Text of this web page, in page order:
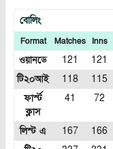
বোলিং
Format Matches Inns
ওয়ানডে 121 121
টি২০আই
118 115
ফার্স্ট
ক্লাস
41 72
লিস্ট এ 167 166